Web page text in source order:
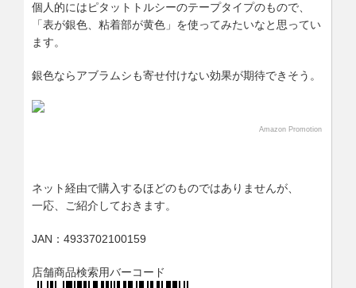
個人的にはピタットトルシーのテープタイプのもので、
「表が銀色、粘着部が黄色」を使ってみたいなと思ってい
ます。
銀色ならアブラムシも寄せ付けない効果が期待できそう。
Amazon Promotion
ネット経由で購入するほどのものではありませんが、
一応、ご紹介しておきます。
JAN：4933702100159
店舗商品検索用バーコード